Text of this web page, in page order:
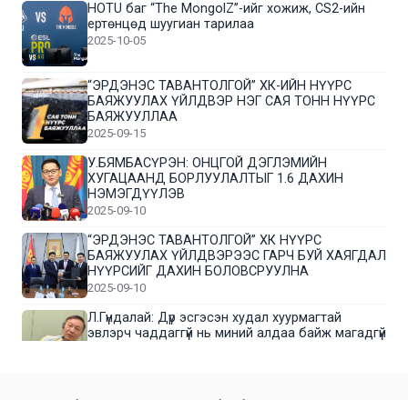
HOTU баг “The MongolZ”-ийг хожиж, CS2-ийн
ертөнцөд шуугиан тарилаа
2025-10-05
“ЭРДЭНЭС ТАВАНТОЛГОЙ” ХК-ИЙН НҮҮРС
БАЯЖУУЛАХ ҮЙЛДВЭР НЭГ САЯ ТОНН НҮҮРС
БАЯЖУУЛЛАА
2025-09-15
У.БЯМБАСҮРЭН: ОНЦГОЙ ДЭГЛЭМИЙН
ХУГАЦААНД БОРЛУУЛАЛТЫГ 1.6 ДАХИН
НЭМЭГДҮҮЛЭВ
2025-09-10
“ЭРДЭНЭС ТАВАНТОЛГОЙ” ХК НҮҮРС
БАЯЖУУЛАХ ҮЙЛДВЭРЭЭС ГАРЧ БУЙ ХАЯГДАЛ
НҮҮРСИЙГ ДАХИН БОЛОВСРУУЛНА
2025-09-10
Л.Гүндалай: Дүр эсгэсэн худал хуурмагтай
эвлэрч чаддаггүй нь миний алдаа байж магадгүй